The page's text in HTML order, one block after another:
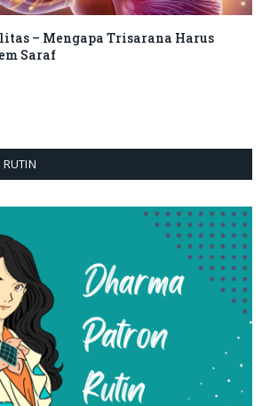
– Mengapa Trisarana Harus
Saraf